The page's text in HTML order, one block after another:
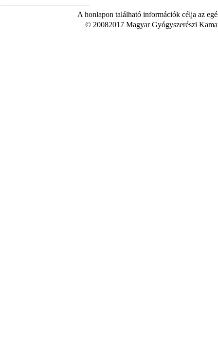
A honlapon található információk célja az
© 20082017 Magyar Gyógyszerészi